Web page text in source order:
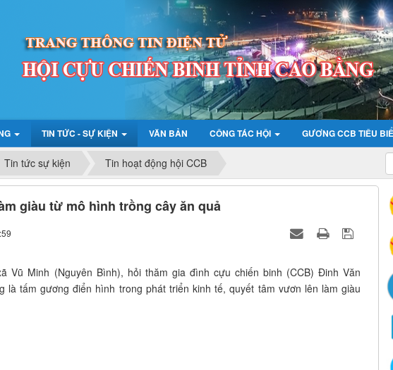
TIN TỨC - SỰ KIỆN VĂN BẢN CÔNG TÁC HỘI GƯƠNG CCB TIÊU
Tin tức sự kiện Tin hoạt động hội CCB
giàu từ mô hình trồng cây ăn quả
Vũ Minh (Nguyên Bình), hỏi thăm gia đình cựu chiến binh (CCB) Đinh Văn
là tấm gương điển hình trong phát triển kinh tế, quyết tâm vươn lên làm giàu